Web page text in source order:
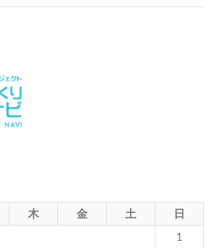
木 金 土
日
1